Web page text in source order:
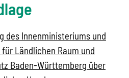
des Innenministeriums und
Ländlichen Raum und
Baden-Württemberg über